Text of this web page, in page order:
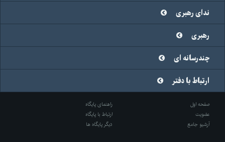
ندای رهبری
رهبری
چندرسانه ای
ارتباط با دفتر
صفحه اول
راهنمای پایگاه
عضویت
ارتباط با پایگاه
آرشیو جامع
دیگر پایگاه ها